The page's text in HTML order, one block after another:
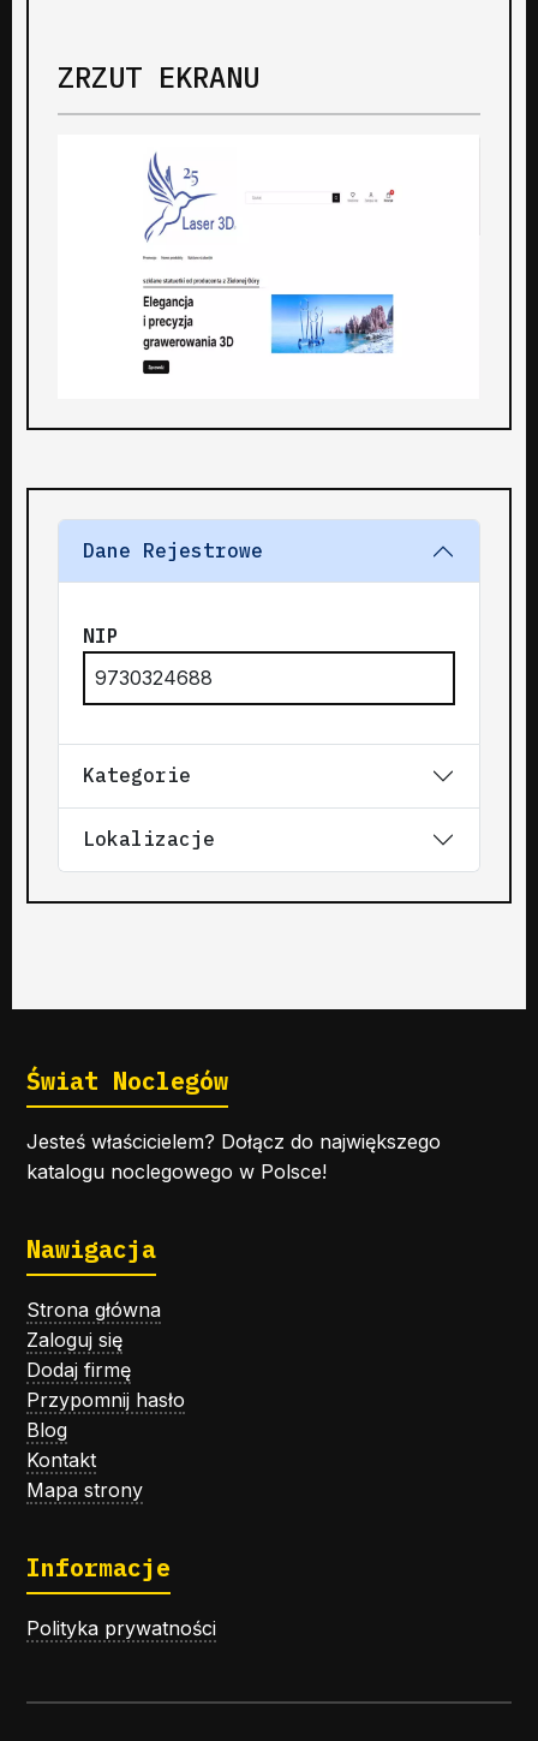
ZRZUT EKRANU
Dane Rejestrowe
NIP
9730324688
Kategorie
Lokalizacje
Świat Noclegów
Jesteś właścicielem? Dołącz do największego
katalogu noclegowego w Polsce!
Nawigacja
Strona główna
Zaloguj się
Dodaj firmę
Przypomnij hasło
Blog
Kontakt
Mapa strony
Informacje
Polityka prywatności